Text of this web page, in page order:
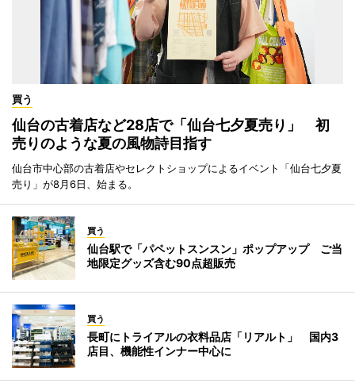
買う
仙台の古着店など28店で「仙台七夕夏売り」 初
売りのような夏の風物詩目指す
仙台市中心部の古着店やセレクトショップによるイベント「仙台七夕夏
売り」が8月6日、始まる。
買う
仙台駅で「パペットスンスン」ポップアップ ご当
地限定グッズ含む90点超販売
買う
長町にトライアルの衣料品店「リアルト」 国内3
店目、機能性インナー中心に